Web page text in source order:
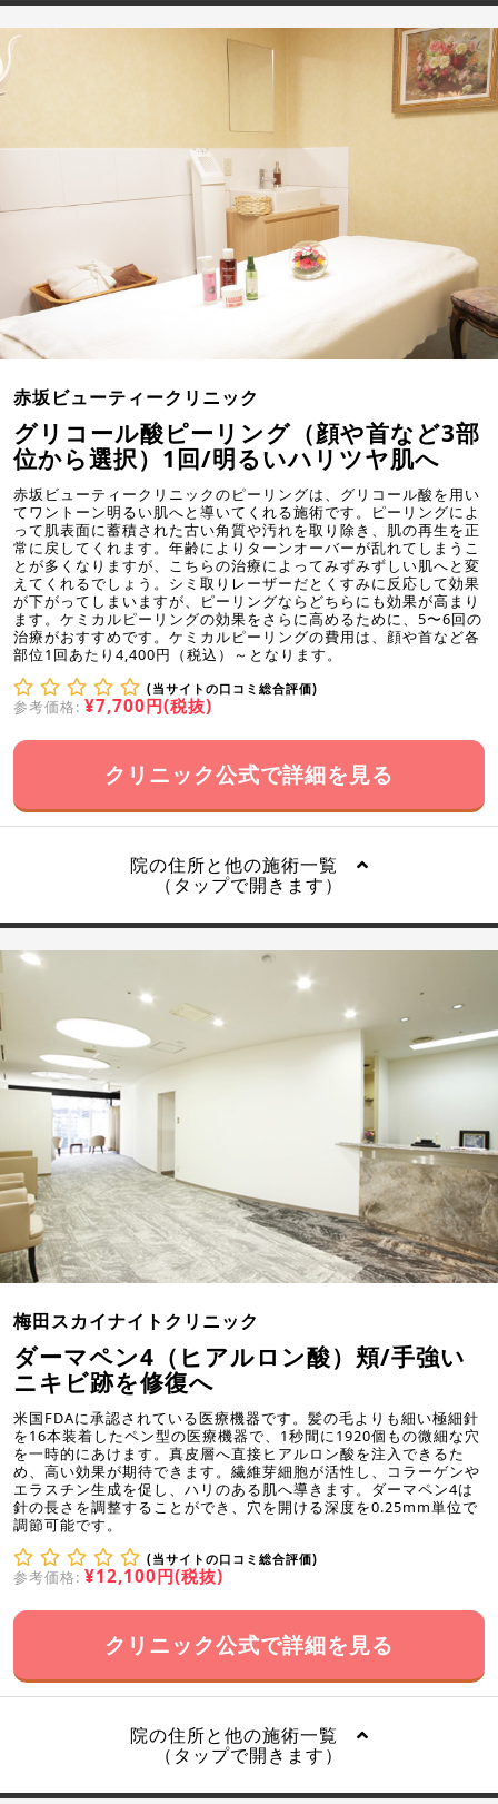
赤坂ビューティークリニック
グリコール酸ピーリング（顔や首など3部
位から選択）1回/明るいハリツヤ肌へ
赤坂ビューティークリニックのピーリングは、グリコール酸を用い
てワントーン明るい肌へと導いてくれる施術です。ピーリングによ
って肌表面に蓄積された古い角質や汚れを取り除き、肌の再生を正
常に戻してくれます。年齢によりターンオーバーが乱れてしまうこ
とが多くなりますが、こちらの治療によってみずみずしい肌へと変
えてくれるでしょう。シミ取りレーザーだとくすみに反応して効果
が下がってしまいますが、ピーリングならどちらにも効果が高まり
ます。ケミカルピーリングの効果をさらに高めるために、5〜6回の
治療がおすすめです。ケミカルピーリングの費用は、顔や首など各
部位1回あたり4,400円（税込）～となります。
(当サイトの口コミ総合評価)
参考価格: ¥7,700円(税抜)
クリニック公式で詳細を見る
院の住所と他の施術一覧
（タップで開きます）
梅田スカイナイトクリニック
ダーマペン4（ヒアルロン酸）頬/手強い
ニキビ跡を修復へ
米国FDAに承認されている医療機器です。髪の毛よりも細い極細針
を16本装着したペン型の医療機器で、1秒間に1920個もの微細な穴
を一時的にあけます。真皮層へ直接ヒアルロン酸を注入できるた
め、高い効果が期待できます。繊維芽細胞が活性し、コラーゲンや
エラスチン生成を促し、ハリのある肌へ導きます。ダーマペン4は
針の長さを調整することができ、穴を開ける深度を0.25mm単位で
調節可能です。
(当サイトの口コミ総合評価)
参考価格: ¥12,100円(税抜)
クリニック公式で詳細を見る
院の住所と他の施術一覧
（タップで開きます）